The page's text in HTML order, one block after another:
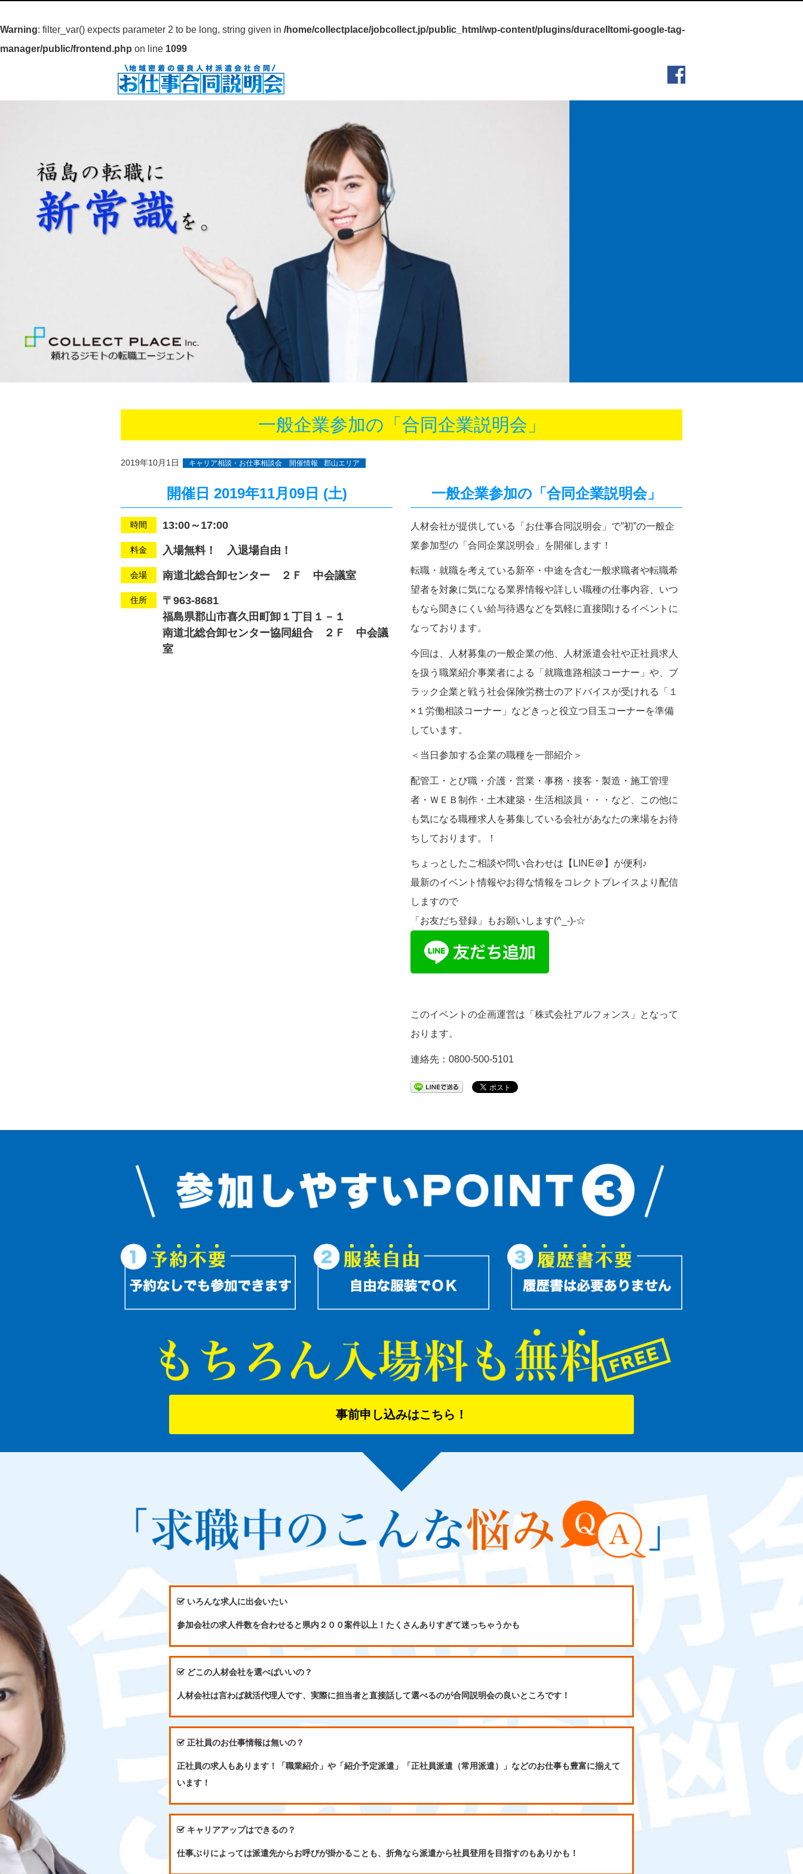
Warning: filter_var() expects parameter 2 to be long, string given in /home/collectplace/jobcollect.jp/public_html/wp-content/plugins/duracelltomi-google-tag-
manager/public/frontend.php on line 1099
一般企業参加の「合同企業説明会」
2019年10月1日 キャリア相談・お仕事相談会 開催情報 郡山エリア
開催日 2019年11月09日 (土)
時間 13:00～17:00
料金 入場無料！ 入退場自由！
会場 南道北総合卸センター ２Ｆ 中会議室
住所
〒963-8681
福島県郡山市喜久田町卸１丁目１－１
南道北総合卸センター協同組合 ２Ｆ 中会議
室
一般企業参加の「合同企業説明会」
人材会社が提供している「お仕事合同説明会」で”初”の一般企
業参加型の「合同企業説明会」を開催します！
転職・就職を考えている新卒・中途を含む一般求職者や転職希
望者を対象に気になる業界情報や詳しい職種の仕事内容、いつ
もなら聞きにくい給与待遇などを気軽に直接聞けるイベントに
なっております。
今回は、人材募集の一般企業の他、人材派遣会社や正社員求人
を扱う職業紹介事業者による「就職進路相談コーナー」や、ブ
ラック企業と戦う社会保険労務士のアドバイスが受けれる「１
×１労働相談コーナー」などきっと役立つ目玉コーナーを準備
しています。
＜当日参加する企業の職種を一部紹介＞
配管工・とび職・介護・営業・事務・接客・製造・施工管理
者・ＷＥＢ制作・土木建築・生活相談員・・・など、この他に
も気になる職種求人を募集している会社があなたの来場をお待
ちしております。！
ちょっとしたご相談や問い合わせは【LINE＠】が便利♪
最新のイベント情報やお得な情報をコレクトプレイスより配信
しますので
「お友だち登録」もお願いします(^_-)-☆
このイベントの企画運営は「株式会社アルフォンス」となって
おります。
連絡先：0800-500-5101
事前申し込みはこちら！
いろんな求人に出会いたい
参加会社の求人件数を合わせると県内２００案件以上！たくさんありすぎて迷っちゃうかも
どこの人材会社を選べばいいの？
人材会社は言わば就活代理人です、実際に担当者と直接話して選べるのが合同説明会の良いところです！
正社員のお仕事情報は無いの？
正社員の求人もあります！「職業紹介」や「紹介予定派遣」「正社員派遣（常用派遣）」などのお仕事も豊富に揃えて
います！
キャリアアップはできるの？
仕事ぶりによっては派遣先からお呼びが掛かることも、折角なら派遣から社員登用を目指すのもありかも！